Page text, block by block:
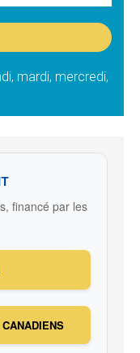
mardi, mercredi,
financé par les